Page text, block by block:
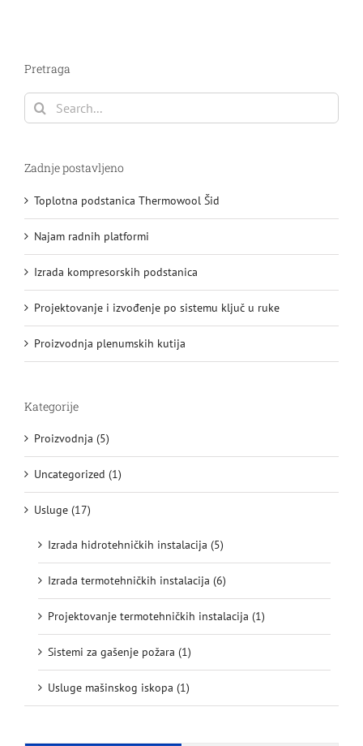
Pretraga
Search
for:
Zadnje postavljeno
Toplotna podstanica Thermowool Šid
Najam radnih platformi
Izrada kompresorskih podstanica
Projektovanje i izvođenje po sistemu ključ u ruke
Proizvodnja plenumskih kutija
Kategorije
Proizvodnja (5)
Uncategorized (1)
Usluge (17)
Izrada hidrotehničkih instalacija (5)
Izrada termotehničkih instalacija (6)
Projektovanje termotehničkih instalacija (1)
Sistemi za gašenje požara (1)
Usluge mašinskog iskopa (1)